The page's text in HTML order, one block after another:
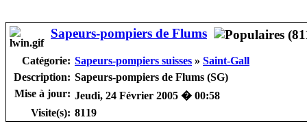
Sapeurs-pompiers de Flums
Catégorie: Sapeurs-pompiers suisses » Saint-Gall
Description: Sapeurs-pompiers de Flums (SG)
Mise à jour: Jeudi, 24 Février 2005 � 00:58
Visite(s): 8119